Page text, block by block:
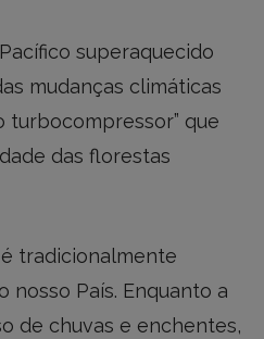
superaquecido
mudanças climáticas
turbocompressor” que
das florestas
tradicionalmente
nosso País. Enquanto a
de chuvas e enchentes,